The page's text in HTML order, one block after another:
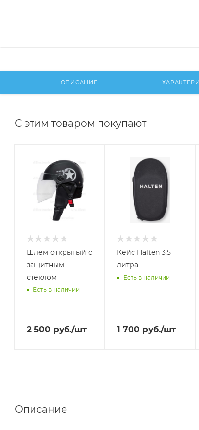
ОПИСАНИЕ
С этим товаром покупают
Шлем открытый с
защитным
стеклом
Есть в наличии
2 500 руб./шт
Кейс Halten 3.5
литра
Есть в наличии
1 700 руб./шт
Описание